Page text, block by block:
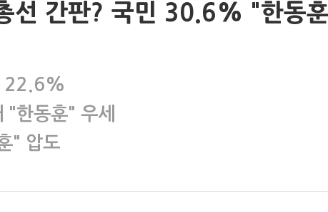
선 간판? 국민 30.6% "한동
22.6%
한동훈" 우세
" 압도